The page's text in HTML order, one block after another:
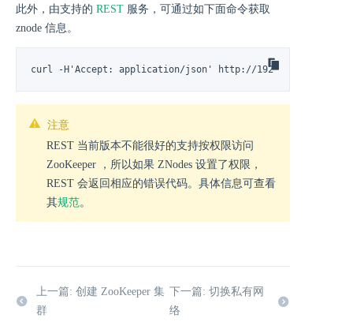
此外，由支持的 REST 服务，可通过如下面命令获取
znode 信息。
curl -H'Accept: application/json' http://
注意
REST 当前版本不能很好的支持按权限访问
ZooKeeper ，所以如果 ZNodes 设置了权限，
REST 会返回相应的错误代码。具体信息可查看
其规范。
上一篇: 创建 ZooKeeper 集
群
下一篇: 切换私有网
络